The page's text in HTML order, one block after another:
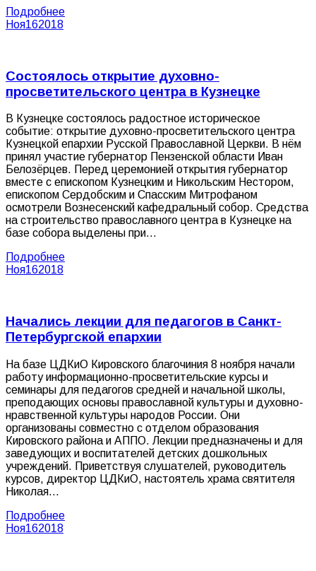
Подробнее
Ноя162018
Состоялось открытие духовно-
просветительского центра в Кузнецке
В Кузнецке состоялось радостное историческое
событие: открытие духовно-просветительского центра
Кузнецкой епархии Русской Православной Церкви. В нём
принял участие губернатор Пензенской области Иван
Белозёрцев. Перед церемонией открытия губернатор
вместе с епископом Кузнецким и Никольским Нестором,
епископом Сердобским и Спасским Митрофаном
осмотрели Вознесенский кафедральный собор. Средства
на строительство православного центра в Кузнецке на
базе собора выделены при…
Подробнее
Ноя162018
Начались лекции для педагогов в Санкт-
Петербургской епархии
На базе ЦДКиО Кировского благочиния 8 ноября начали
работу информационно-просветительские курсы и
семинары для педагогов средней и начальной школы,
преподающих основы православной культуры и духовно-
нравственной культуры народов России. Они
организованы совместно с отделом образования
Кировского района и АППО. Лекции предназначены и для
заведующих и воспитателей детских дошкольных
учреждений. Приветствуя слушателей, руководитель
курсов, директор ЦДКиО, настоятель храма святителя
Николая…
Подробнее
Ноя162018